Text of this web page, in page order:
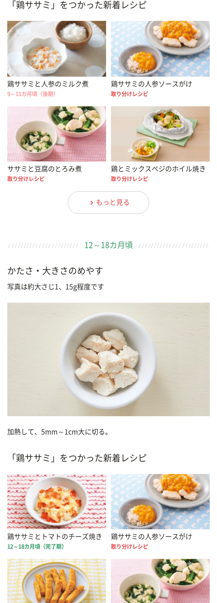
「鶏ササミ」をつかった新着レシピ
鶏ササミと人参のミルク煮
9～11カ月頃（後期）
鶏ササミの人参ソースがけ
取り分けレシピ
ササミと豆腐のとろみ煮
取り分けレシピ
鶏とミックスベジのホイル焼き
取り分けレシピ
もっと見る
12～18カ月頃
かたさ・大きさのめやす
写真は約大さじ1、15g程度です
加熱して、5mm～1cm大に切る。
「鶏ササミ」をつかった新着レシピ
鶏ササミとトマトのチーズ焼き
12～18カ月頃（完了期）
鶏ササミの人参ソースがけ
取り分けレシピ